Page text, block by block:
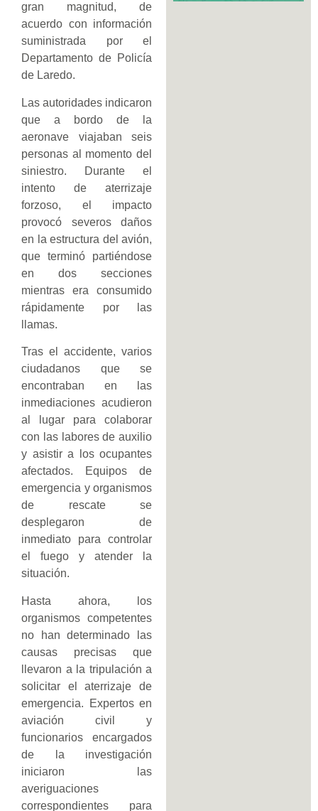
gran magnitud, de
acuerdo con información
suministrada por el
Departamento de Policía
de Laredo.
Las autoridades indicaron
que a bordo de la
aeronave viajaban seis
personas al momento del
siniestro. Durante el
intento de aterrizaje
forzoso, el impacto
provocó severos daños
en la estructura del avión,
que terminó partiéndose
en dos secciones
mientras era consumido
rápidamente por las
llamas.
Tras el accidente, varios
ciudadanos que se
encontraban en las
inmediaciones acudieron
al lugar para colaborar
con las labores de auxilio
y asistir a los ocupantes
afectados. Equipos de
emergencia y organismos
de rescate se
desplegaron de
inmediato para controlar
el fuego y atender la
situación.
Hasta ahora, los
organismos competentes
no han determinado las
causas precisas que
llevaron a la tripulación a
solicitar el aterrizaje de
emergencia. Expertos en
aviación civil y
funcionarios encargados
de la investigación
iniciaron las
averiguaciones
correspondientes para